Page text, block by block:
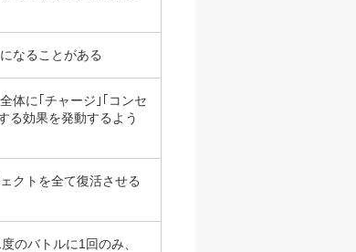
なることがある
体に｢チャージ｣｢コンセ
る効果を発動するよう
クトを全て復活させる
のバトルに1回のみ、